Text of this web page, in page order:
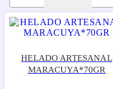
HELADO ARTESANAL
MARACUYA*70GR